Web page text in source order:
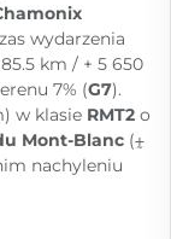
wydarzenia
km / + 5 650
7% (G7).
w klasie RMT2 o
Mont-Blanc (⨦
nachyleniu